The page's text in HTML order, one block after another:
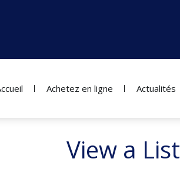
Achetez en ligne Actualités
View a List